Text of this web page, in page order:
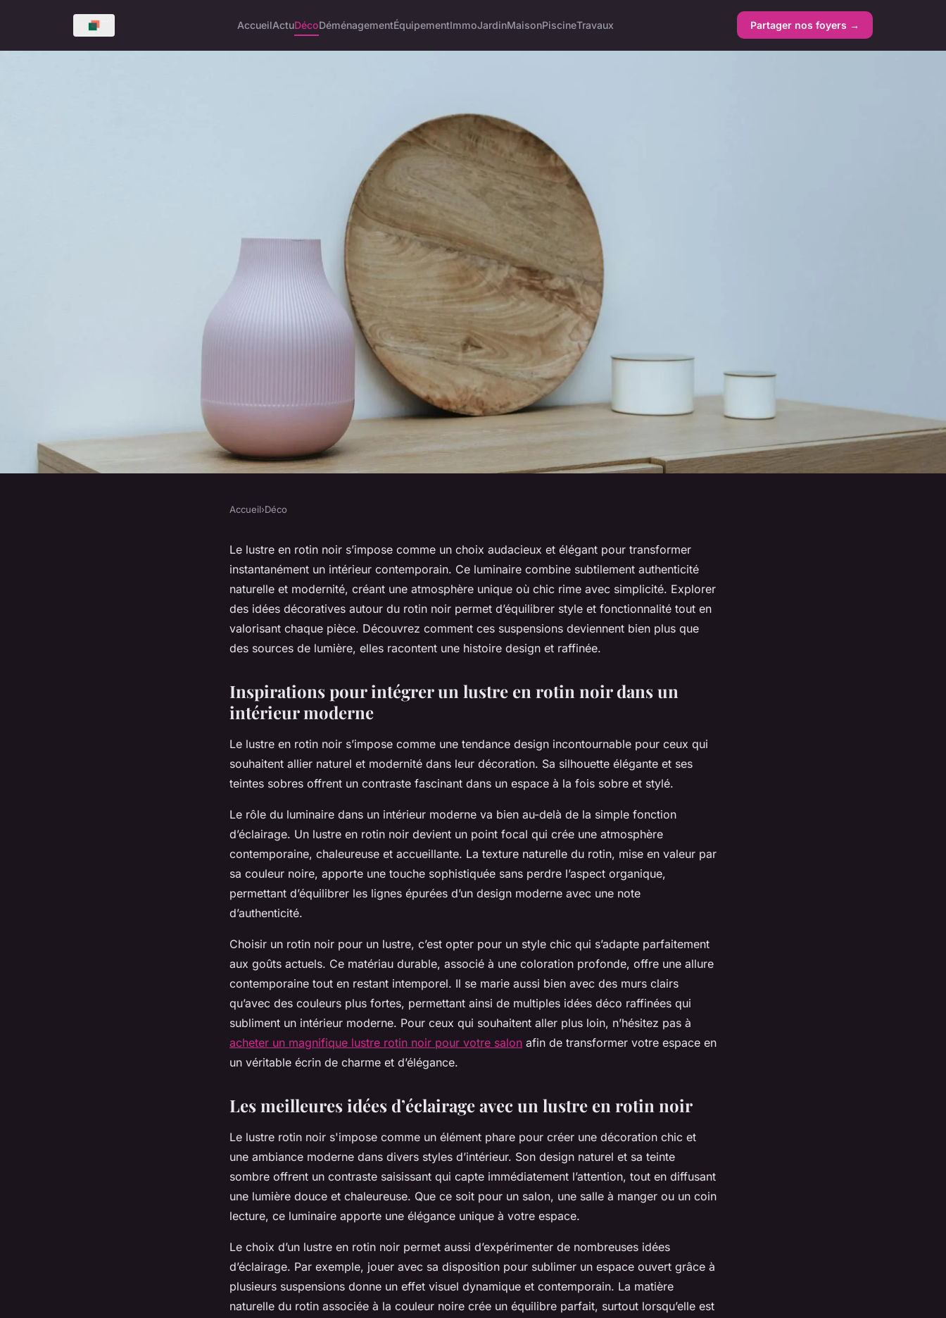
AccueilActuDécoDéménagementÉquipementImmoJardinMaisonPiscineTravaux Partager nos foyers →
Lustre en rotin noir : 10 idées pour un
éclairage chic et moderne
Accueil›Déco
Le lustre en rotin noir s’impose comme un choix audacieux et élégant pour transformer
instantanément un intérieur contemporain. Ce luminaire combine subtilement authenticité
naturelle et modernité, créant une atmosphère unique où chic rime avec simplicité. Explorer
des idées décoratives autour du rotin noir permet d’équilibrer style et fonctionnalité tout en
valorisant chaque pièce. Découvrez comment ces suspensions deviennent bien plus que
des sources de lumière, elles racontent une histoire design et raffinée.
Inspirations pour intégrer un lustre en rotin noir dans un
intérieur moderne
Le lustre en rotin noir s’impose comme une tendance design incontournable pour ceux qui
souhaitent allier naturel et modernité dans leur décoration. Sa silhouette élégante et ses
teintes sobres offrent un contraste fascinant dans un espace à la fois sobre et stylé.
Le rôle du luminaire dans un intérieur moderne va bien au-delà de la simple fonction
d’éclairage. Un lustre en rotin noir devient un point focal qui crée une atmosphère
contemporaine, chaleureuse et accueillante. La texture naturelle du rotin, mise en valeur par
sa couleur noire, apporte une touche sophistiquée sans perdre l’aspect organique,
permettant d’équilibrer les lignes épurées d’un design moderne avec une note
d’authenticité.
Choisir un rotin noir pour un lustre, c’est opter pour un style chic qui s’adapte parfaitement
aux goûts actuels. Ce matériau durable, associé à une coloration profonde, offre une allure
contemporaine tout en restant intemporel. Il se marie aussi bien avec des murs clairs
qu’avec des couleurs plus fortes, permettant ainsi de multiples idées déco raffinées qui
subliment un intérieur moderne. Pour ceux qui souhaitent aller plus loin, n’hésitez pas à
acheter un magnifique lustre rotin noir pour votre salon afin de transformer votre espace en
un véritable écrin de charme et d’élégance.
Les meilleures idées d’éclairage avec un lustre en rotin noir
Le lustre rotin noir s'impose comme un élément phare pour créer une décoration chic et
une ambiance moderne dans divers styles d’intérieur. Son design naturel et sa teinte
sombre offrent un contraste saisissant qui capte immédiatement l’attention, tout en diffusant
une lumière douce et chaleureuse. Que ce soit pour un salon, une salle à manger ou un coin
lecture, ce luminaire apporte une élégance unique à votre espace.
Le choix d’un lustre en rotin noir permet aussi d’expérimenter de nombreuses idées
d’éclairage. Par exemple, jouer avec sa disposition pour sublimer un espace ouvert grâce à
plusieurs suspensions donne un effet visuel dynamique et contemporain. La matière
naturelle du rotin associée à la couleur noire crée un équilibre parfait, surtout lorsqu’elle est